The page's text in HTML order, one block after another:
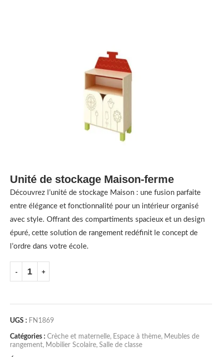
Unité de stockage Maison-ferme
Découvrez l’unité de stockage Maison : une fusion parfaite
entre élégance et fonctionnalité pour un intérieur organisé
avec style. Offrant des compartiments spacieux et un design
épuré, cette solution de rangement redéfinit le concept de
l’ordre dans votre école.
UGS : FN1869
Catégories : Crèche et maternelle, Espace à thème, Meubles de
rangement, Mobilier Scolaire, Salle de classe